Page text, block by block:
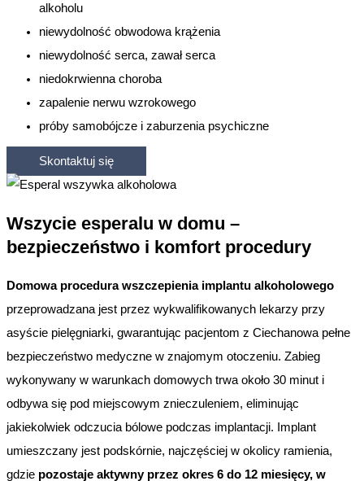
alkoholu
niewydolność obwodowa krążenia
niewydolność serca, zawał serca
niedokrwienna choroba
zapalenie nerwu wzrokowego
próby samobójcze i zaburzenia psychiczne
Skontaktuj się
Wszycie esperalu w domu –
bezpieczeństwo i komfort procedury
Domowa procedura wszczepienia implantu alkoholowego
przeprowadzana jest przez wykwalifikowanych lekarzy przy
asyście pielęgniarki, gwarantując pacjentom z Ciechanowa pełne
bezpieczeństwo medyczne w znajomym otoczeniu. Zabieg
wykonywany w warunkach domowych trwa około 30 minut i
odbywa się pod miejscowym znieczuleniem, eliminując
jakiekolwiek odczucia bólowe podczas implantacji. Implant
umieszczany jest podskórnie, najczęściej w okolicy ramienia,
gdzie pozostaje aktywny przez okres 6 do 12 miesięcy, w